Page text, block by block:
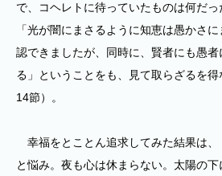
で、コヘレトに待っていたものは何だ
「光が闇にまさるように知恵は愚かさ
認できましたが、同時に、賢者にも愚者
る」ということをも、見て取らざるを得
14節）。
幸福をとことん追求してみた結果は、
と悩み。夜も心は休まらない。太陽の